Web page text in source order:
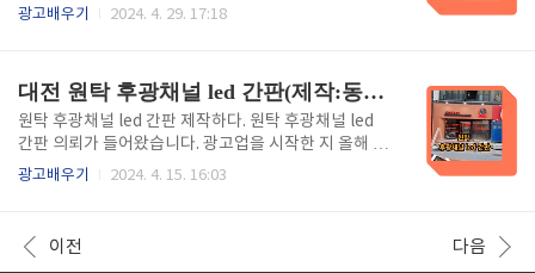
led를 부착하여 pc판으로 뚜껑을 씌우면 문자 각각 한
널간판의 단점과 플렉스간판의 장점을 이용하여 제작
제작 과정을 리뷰해 봅니다. - 목차 - 1. 플렉스 간판이
란? 2. 플렉스 + led 채널간판이란? 3. 시그널 조립. 4.
완성. 5. 포스팅을 마치며. 1. 플렉스 간판이란?천에
인쇄를 해서 알루미늄에 부착하는 방식으로 저렴하면
서도 효과적인 광고도구로 널리 사용됩니다. 글자 크기
력적인 광고를 만들 수 있습니다. 조명형 플렉스..
광고배우기 2024. 4. 29. 17:18
대전 원탁 후광채널 led 간판(제작:동광네온)
원탁 후광채널 led 간판 제작하다. 원탁 후광채널 led
간판 의뢰가 들어왔습니다. 광고업을 시작한 지 올해 3
2년째인 사장님은 디자인부터 용접 시공까지 원스톱으
늘은 원탁 후광채널 led 간판 작업과정을 리뷰해 봅니
다. - 목차 - 1. 후광채널 led 간판이란?. 2. 용접 및 제작.
광고배우기 2024. 4. 15. 16:03
이전 다음